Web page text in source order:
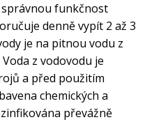
funkčnost
denně vypít 2 až 3
je na pitnou vodu z
z vodovodu je
a před použitím
chemických a
převážně